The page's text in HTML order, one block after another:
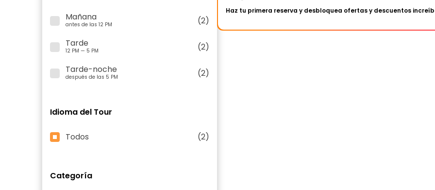
Mañana
antes de las 12 PM
(2)
Tarde
12 PM — 5 PM
(2)
Tarde-noche
después de las 5 PM (2)
Idioma del Tour
Todos (2)
Categoría
Haz tu primera reserva y desbloquea ofertas y descuentos